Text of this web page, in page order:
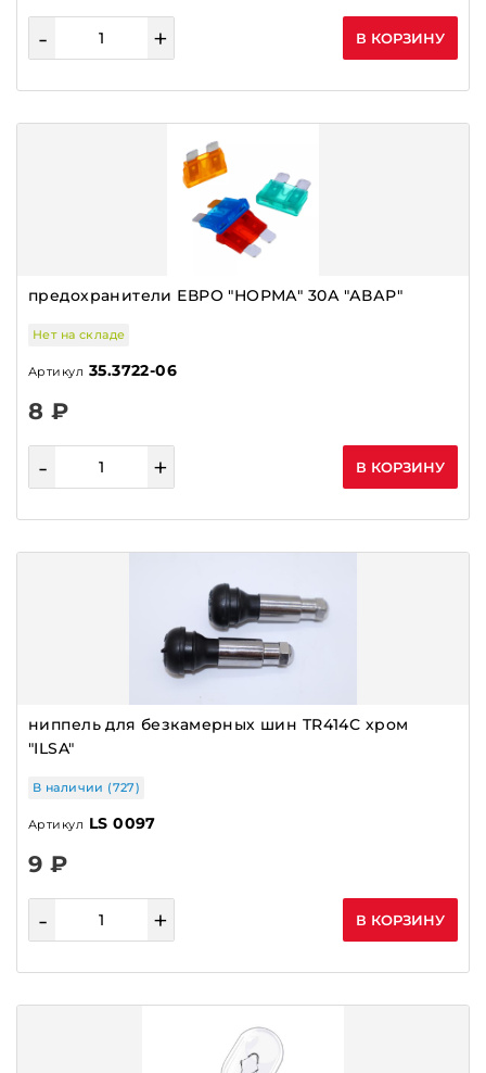
- + В КОРЗИНУ
предохранители ЕВРО "НОРМА" 30А "АВАР"
Нет на складе
Артикул 35.3722-06
8 ₽
- + В КОРЗИНУ
ниппель для безкамерных шин TR414С хром
"ILSA"
В наличии (727)
Артикул LS 0097
9 ₽
- + В КОРЗИНУ